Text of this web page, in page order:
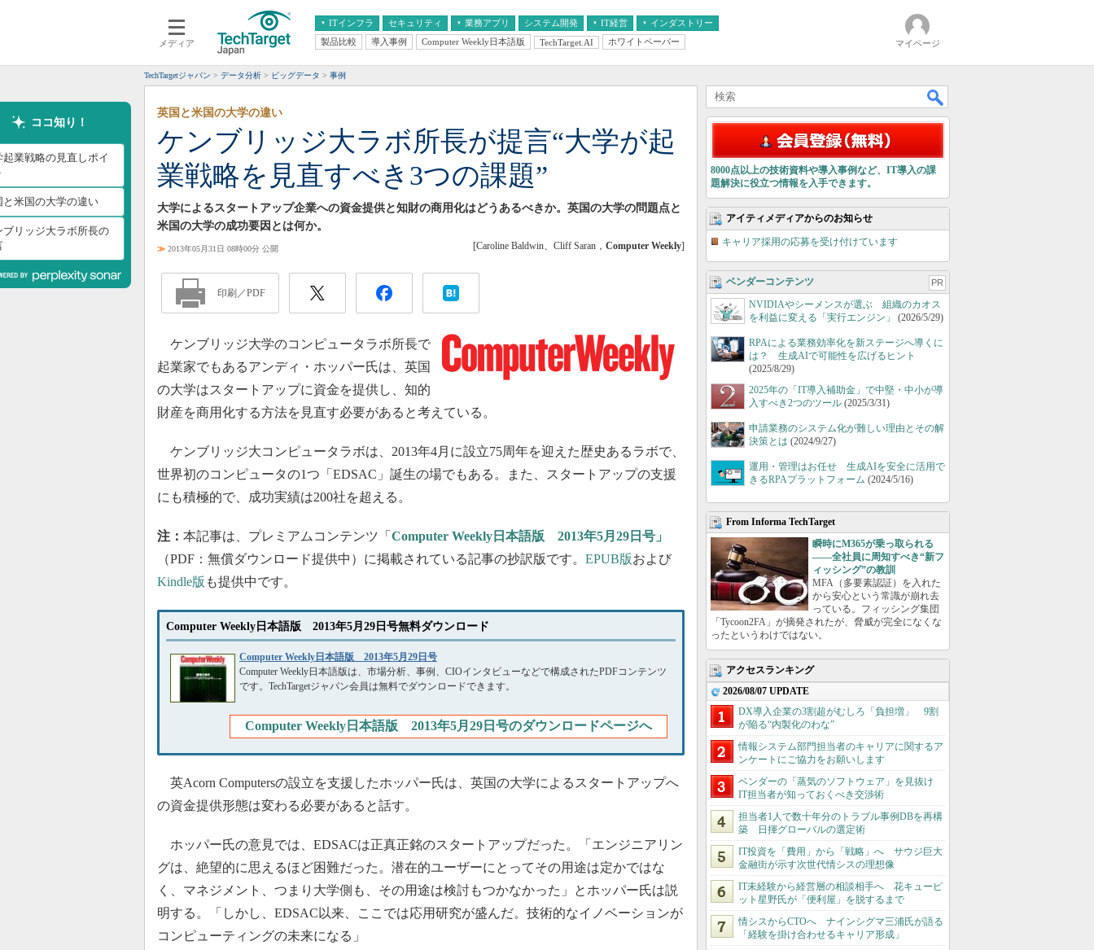
メディア
ITインフラ
クラウド
スマートモバイル
ネットワーク
システム運用管理
セキュリティ 業務アプリ
エンタープライズAI
ERP
情報系システム
システム開発 IT経営
経営とIT
インダストリー
医療IT
製品比較 導入事例 Computer Weekly日本語版 TechTarget.AI ホワイトペーパー マイページ
TechTargetジャパン データ分析 ビッグデータ 事例
ココ知り！
起業戦略の見直しポイ
と米国の大学の違い
ブリッジ大ラボ所長の
ケンブリッジ大ラボ所長が提言“大学が起
業戦略を見直すべき3つの課題”
英国と米国の大学の違い
大学によるスタートアップ企業への資金提供と知財の商用化はどうあるべきか。英国の大学の問題点と
米国の大学の成功要因とは何か。
≫ 2013年05月31日 08時00分 公開 [Caroline Baldwin、Cliff Saran， Computer Weekly]
印刷／PDF
ケンブリッジ大学のコンピュータラボ所長で
起業家でもあるアンディ・ホッパー氏は、英国
の大学はスタートアップに資金を提供し、知的
財産を商用化する方法を見直す必要があると考えている。
ケンブリッジ大コンピュータラボは、2013年4月に設立75周年を迎えた歴史あるラボで、
世界初のコンピュータの1つ「EDSAC」誕生の場でもある。また、スタートアップの支援
にも積極的で、成功実績は200社を超える。
注： 本記事は、プレミアムコンテンツ「 Computer Weekly日本語版 2013年5月29日号」
（PDF：無償ダウンロード提供中）に掲載されている記事の抄訳版です。 EPUB版および
Kindle版 も提供中です。
Computer Weekly日本語版 2013年5月29日号無料ダウンロード
Computer Weekly日本語版 2013年5月29日号
Computer Weekly日本語版は、市場分析、事例、CIOインタビューなどで構成されたPDFコンテンツ
です。TechTargetジャパン会員は無料でダウンロードできます。
Computer Weekly日本語版 2013年5月29日号のダウンロードページへ
英Acorn Computersの設立を支援したホッパー氏は、英国の大学によるスタートアップへ
の資金提供形態は変わる必要があると話す。
ホッパー氏の意見では、EDSACは正真正銘のスタートアップだった。「エンジニアリン
グは、絶望的に思えるほど困難だった。潜在的ユーザーにとってその用途は定かではな
く、マネジメント、つまり大学側も、その用途は検討もつかなかった」とホッパー氏は説
明する。「しかし、EDSAC以来、ここでは応用研究が盛んだ。技術的なイノベーションが
コンピューティングの未来になる」
8000点以上の技術資料や導入事例など、IT導入の課
題解決に役立つ情報を入手できます。
アイティメディアからのお知らせ
キャリア採用の応募を受け付けています
ベンダーコンテンツ PR
NVIDIAやシーメンスが選ぶ 組織のカオス
を利益に変える「実行エンジン」
(2026/5/29)
RPAによる業務効率化を新ステージへ導くに
は？ 生成AIで可能性を広げるヒント
(2025/8/29)
2025年の「IT導入補助金」で中堅・中小が導
入すべき2つのツール (2025/3/31)
申請業務のシステム化が難しい理由とその解
決策とは (2024/9/27)
運用・管理はお任せ 生成AIを安全に活用で
きるRPAプラットフォーム (2024/5/16)
From Informa TechTarget
瞬時にM365が乗っ取られる
――全社員に周知すべき“新フ
ィッシング”の教訓
MFA（多要素認証）を入れた
から安心という常識が崩れ去
っている。フィッシング集団
「Tycoon2FA」が摘発されたが、脅威が完全になくな
ったというわけではない。
アクセスランキング
2026/08/07 UPDATE
DX導入企業の3割超がむしろ「負担増」 9割
が陥る“内製化のわな”
情報システム部門担当者のキャリアに関するア
ンケートにご協力をお願いします
ベンダーの「蒸気のソフトウェア」を見抜け
IT担当者が知っておくべき交渉術
担当者1人で数十年分のトラブル事例DBを再構
築 日揮グローバルの選定術
IT投資を「費用」から「戦略」へ サウジ巨大
金融街が示す次世代情シスの理想像
IT未経験から経営層の相談相手へ 花キューピ
ット星野氏が「便利屋」を脱するまで
情シスからCTOへ ナインシグマ三浦氏が語る
「経験を掛け合わせるキャリア形成」